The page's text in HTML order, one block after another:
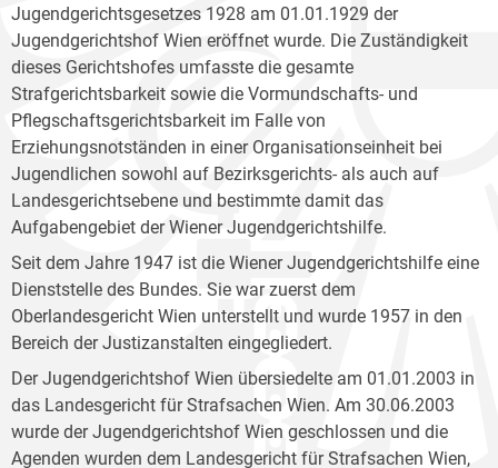
Jugendgerichtsgesetzes 1928 am 01.01.1929 der
Jugendgerichtshof Wien eröffnet wurde. Die Zuständigkeit
dieses Gerichtshofes umfasste die gesamte
Strafgerichtsbarkeit sowie die Vormundschafts- und
Pflegschaftsgerichtsbarkeit im Falle von
Erziehungsnotständen in einer Organisationseinheit bei
Jugendlichen sowohl auf Bezirksgerichts- als auch auf
Landesgerichtsebene und bestimmte damit das
Aufgabengebiet der Wiener Jugendgerichtshilfe.
Seit dem Jahre 1947 ist die Wiener Jugendgerichtshilfe eine
Dienststelle des Bundes. Sie war zuerst dem
Oberlandesgericht Wien unterstellt und wurde 1957 in den
Bereich der Justizanstalten eingegliedert.
Der Jugendgerichtshof Wien übersiedelte am 01.01.2003 in
das Landesgericht für Strafsachen Wien. Am 30.06.2003
wurde der Jugendgerichtshof Wien geschlossen und die
Agenden wurden dem Landesgericht für Strafsachen Wien,